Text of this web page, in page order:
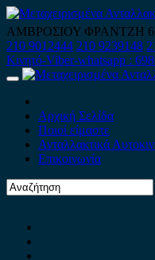
Skip
to
content
ΑΜΒΡΟΣΙΟΥ ΦΡΑΝΤΖΗ
210 9012444 210 9239148
Κινητό-Viber-whatsapp :
Primary
Αρχική Σελίδα
Ποιοί είμαστε
Ανταλλακτικά
Επικοινωνία